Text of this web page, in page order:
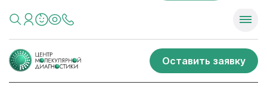
Оставить заявку